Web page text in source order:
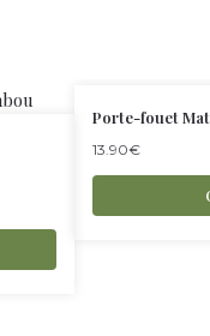
Porte-fouet
13.90€